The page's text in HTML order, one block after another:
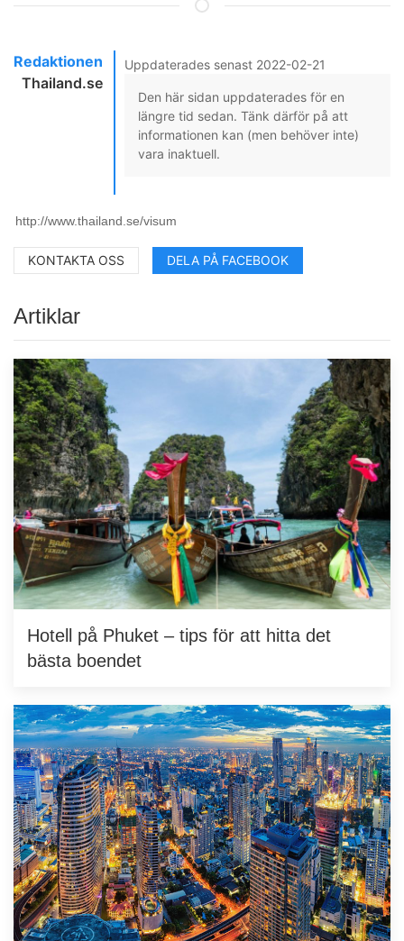
Redaktionen
Thailand.se
Uppdaterades senast 2022-02-21
Den här sidan uppdaterades för en
längre tid sedan. Tänk därför på att
informationen kan (men behöver inte)
vara inaktuell.
KONTAKTA OSS DELA PÅ FACEBOOK
Artiklar
Hotell på Phuket – tips för att hitta det
bästa boendet